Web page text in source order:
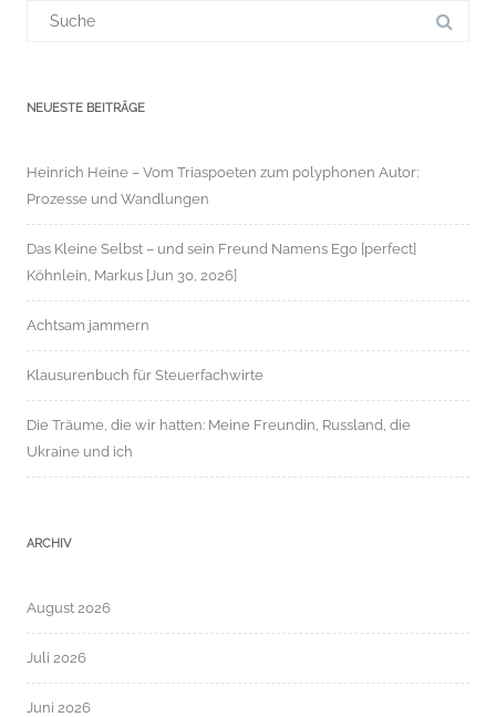
NEUESTE BEITRÄGE
Heinrich Heine – Vom Triaspoeten zum polyphonen Autor:
Prozesse und Wandlungen
Das Kleine Selbst – und sein Freund Namens Ego [perfect]
Köhnlein, Markus [Jun 30, 2026]
Achtsam jammern
Klausurenbuch für Steuerfachwirte
Die Träume, die wir hatten: Meine Freundin, Russland, die
Ukraine und ich
ARCHIV
August 2026
Juli 2026
Juni 2026